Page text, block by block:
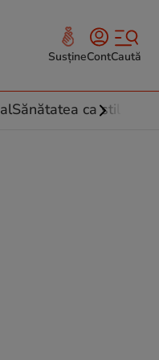
SusțineContCaută
Sănătatea ca stil de